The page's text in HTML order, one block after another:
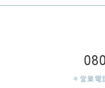
＊営業電